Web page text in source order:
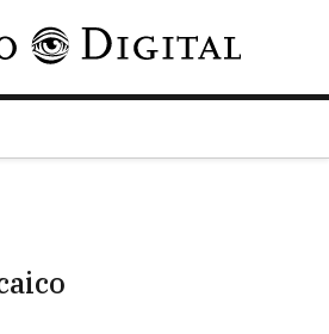
Pasar al contenido principal